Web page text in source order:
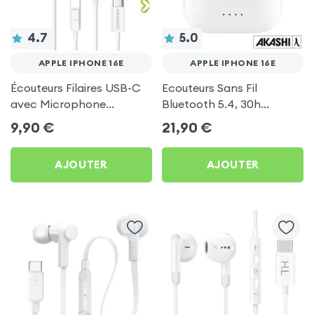
4.7
APPLE IPHONE 16E
Écouteurs Filaires USB-C
avec Microphone
Mayaxess Blancs pour
Apple iPhone 16e
9,90 €
AJOUTER
5.0
APPLE IPHONE 16E
Ecouteurs Sans Fil
Bluetooth 5.4, 30h
d'autonomie, Son Stéréo,
Akashi - Blanc pour Apple
iPhone 16e
21,90 €
AJOUTER